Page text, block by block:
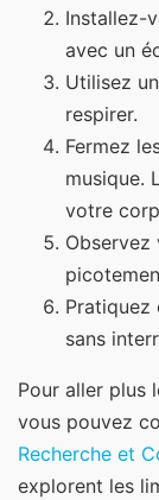
Installez-
avec un
Utilisez
respirer.
Fermez
musique.
votre
Observez
Pratiquez
sans
Pour aller plus
vous pouvez
Recherche et
explorent les